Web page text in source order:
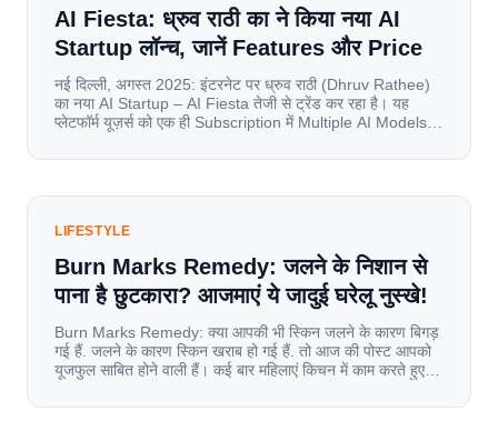
AI Fiesta: ध्रुव राठी का ने किया नया AI
Startup लॉन्च, जानें Features और Price
नई दिल्ली, अगस्त 2025: इंटरनेट पर ध्रुव राठी (Dhruv Rathee)
का नया AI Startup – AI Fiesta तेजी से ट्रेंड कर रहा है। यह
प्लेटफॉर्म यूज़र्स को एक ही Subscription में Multiple AI Models
यूज़र्स का जबरदस्त रिस्पॉन्स लॉन्च के तुरंत […]
LIFESTYLE
Burn Marks Remedy: जलने के निशान से
पाना है छुटकारा? आजमाएं ये जादुई घरेलू नुस्खे!
Burn Marks Remedy: क्या आपकी भी स्किन जलने के कारण बिगड़
गई हैं. जलने के कारण स्किन खराब हो गई हैं. तो आज की पोस्ट आपको
यूजफुल साबित होने वाली हैं। कई बार महिलाएं किचन में काम करते हुए
[…]